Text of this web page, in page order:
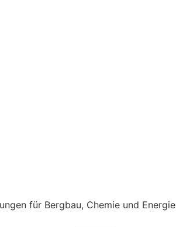
für Berg­bau, Chemie und Energie